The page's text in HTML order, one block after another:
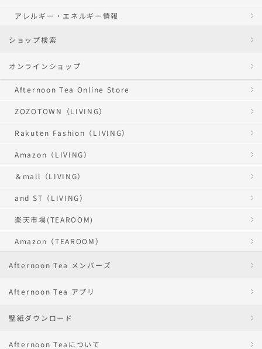
アレルギー・エネルギー情報
ショップ検索
オンラインショップ
Afternoon Tea Online Store
ZOZOTOWN（LIVING）
Rakuten Fashion（LIVING）
Amazon（LIVING）
＆mall（LIVING）
and ST（LIVING）
楽天市場(TEAROOM)
Amazon（TEAROOM）
Afternoon Tea メンバーズ
Afternoon Tea アプリ
壁紙ダウンロード
Afternoon Teaについて